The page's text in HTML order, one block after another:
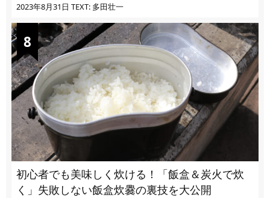
2023年8月31日 TEXT: 多田壮一
初心者でも美味しく炊ける！「飯盒＆炭火で炊
く」失敗しない飯盒炊爨の裏技を大公開